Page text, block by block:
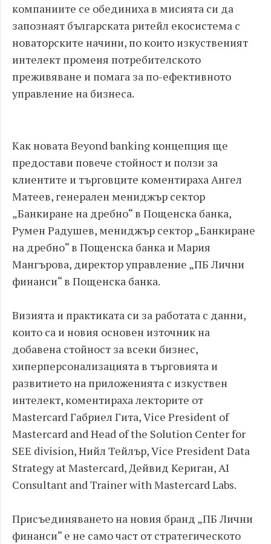
компаниите се обединиха в мисията си да
запознаят българската ритейл екосистема с
новаторските начини, по които изкуственият
интелект променя потребителското
преживяване и помага за по-ефективното
управление на бизнеса.
Как новата Beyond banking концепция ще
предостави повече стойност и ползи за
клиентите и търговците коментираха Ангел
Матеев, генерален мениджър сектор
„Банкиране на дребно“ в Пощенска банка,
Румен Радушев, мениджър сектор „Банкиране
на дребно“ в Пощенска банка и Мария
Мангърова, директор управление „ПБ Лични
финанси“ в Пощенска банка.
Визията и практиката си за работата с данни,
които са и новия основен източник на
добавена стойност за всеки бизнес,
хиперперсонализацията в търговията и
развитието на приложенията с изкуствен
интелект, коментираха лекторите от
Mastercard Габриел Гита, Vice President of
Mastercard and Head of the Solution Center for
SEE division, Нийл Тейлър, Vice President Data
Strategy at Mastercard, Дейвид Кериган, AI
Consultant and Trainer with Mastercard Labs.
Присъединяването на новия бранд „ПБ Лични
финанси“ е не само част от стратегическото